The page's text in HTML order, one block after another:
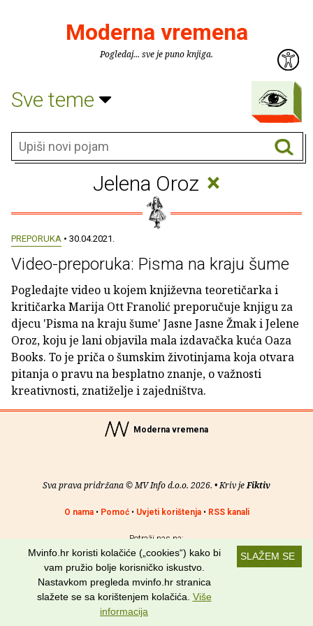
Moderna vremena
Pogledaj... sve je puno knjiga.
Sve teme
Jelena Oroz ×
PREPORUKA • 30.04.2021.
Video-preporuka: Pisma na kraju šume
Pogledajte video u kojem književna teoretičarka i
kritičarka Marija Ott Franolić preporučuje knjigu za
djecu 'Pisma na kraju šume' Jasne Jasne Žmak i Jelene
Oroz, koju je lani objavila mala izdavačka kuća Oaza
Books. To je priča o šumskim životinjama koja otvara
pitanja o pravu na besplatno znanje, o važnosti
kreativnosti, znatiželje i zajedništva.
Moderna vremena
Sva prava pridržana © MV Info d.o.o. 2026. • Kriv jeFiktiv
O nama• Pomoć• Uvjeti korištenja• RSS kanali
Potraži nas na:
SLAŽEM SE
Mvinfo.hr koristi kolačiće („cookies“) kako bi
vam pružio bolje korisničko iskustvo.
Nastavkom pregleda mvinfo.hr stranica
slažete se sa korištenjem kolačića. Više
informacija